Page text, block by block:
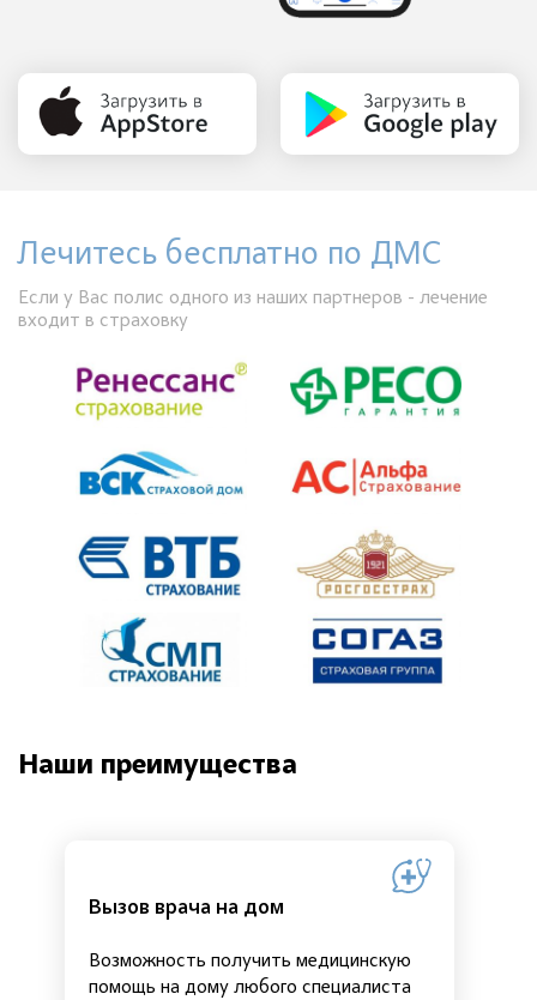
Лечитесь бесплатно по ДМС
Если у Вас полис одного из наших партнеров - лечение
входит в страховку
Наши преимущества
Вызов врача на дом
Возможность получить медицинскую
помощь на дому любого специалиста